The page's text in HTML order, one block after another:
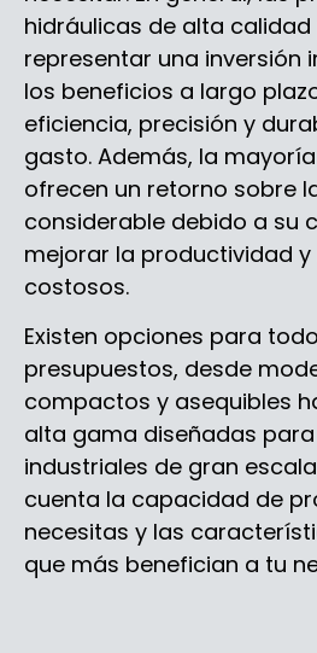
hidráulicas de alta calidad
representar una inversión
los beneficios a largo
eficiencia, precisión y
gasto. Además, la
ofrecen un retorno sobre
considerable debido a su
mejorar la productividad
costosos.
Existen opciones para
presupuestos, desde
compactos y asequibles
alta gama diseñadas
industriales de gran
cuenta la capacidad de
necesitas y las
que más benefician a tu